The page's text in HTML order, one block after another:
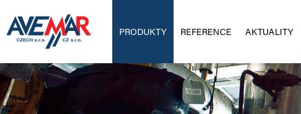
PRODUKTY REFERENCE AKTUALITY